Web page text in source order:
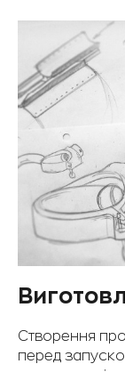
Створення
перед